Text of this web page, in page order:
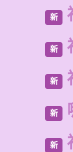
新
新
新
新
新